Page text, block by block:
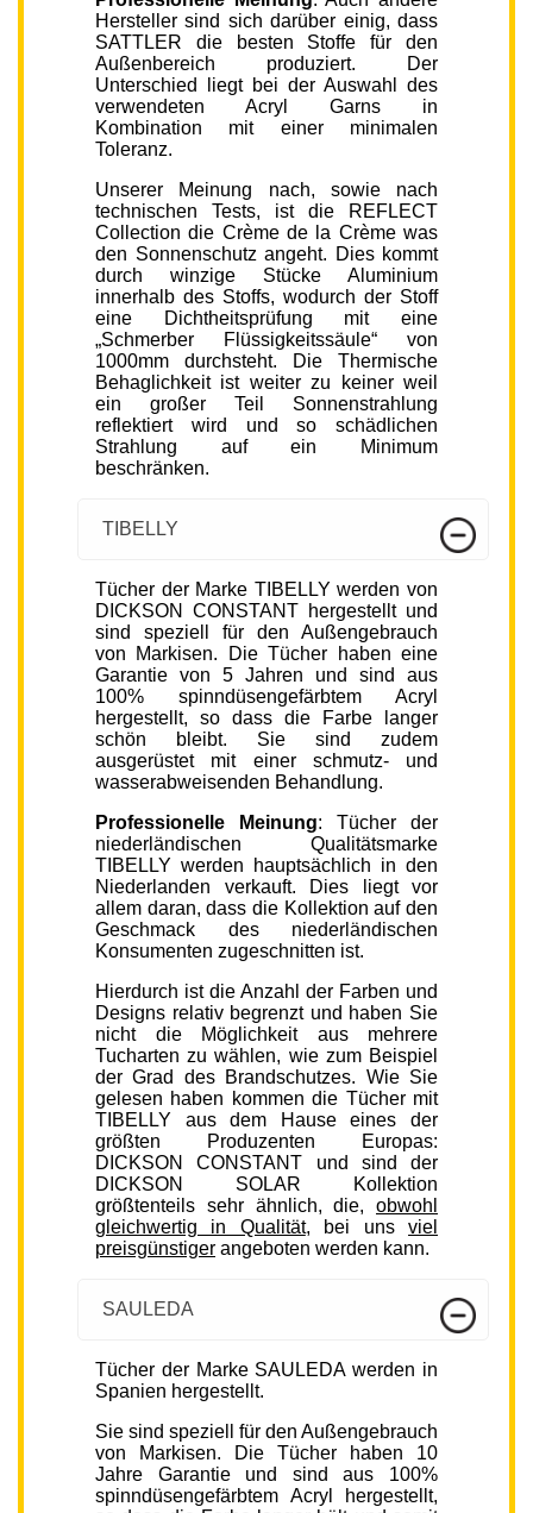
Hersteller sind sich darüber einig, dass
SATTLER die besten Stoffe für den
Außenbereich produziert. Der
Unterschied liegt bei der Auswahl des
verwendeten Acryl Garns in
Kombination mit einer minimalen
Toleranz.
Unserer Meinung nach, sowie nach
technischen Tests, ist die REFLECT
Collection die Crème de la Crème was
den Sonnenschutz angeht. Dies kommt
durch winzige Stücke Aluminium
innerhalb des Stoffs, wodurch der Stoff
eine Dichtheitsprüfung mit eine
„Schmerber Flüssigkeitssäule“ von
1000mm durchsteht. Die Thermische
Behaglichkeit ist weiter zu keiner weil
ein großer Teil Sonnenstrahlung
reflektiert wird und so schädlichen
Strahlung auf ein Minimum
beschränken.
TIBELLY
Tücher der Marke TIBELLY werden von
DICKSON CONSTANT hergestellt und
sind speziell für den Außengebrauch
von Markisen. Die Tücher haben eine
Garantie von 5 Jahren und sind aus
100% spinndüsengefärbtem Acryl
hergestellt, so dass die Farbe langer
schön bleibt. Sie sind zudem
ausgerüstet mit einer schmutz- und
wasserabweisenden Behandlung.
Professionelle Meinung: Tücher der
niederländischen Qualitätsmarke
TIBELLY werden hauptsächlich in den
Niederlanden verkauft. Dies liegt vor
allem daran, dass die Kollektion auf den
Geschmack des niederländischen
Konsumenten zugeschnitten ist.
Hierdurch ist die Anzahl der Farben und
Designs relativ begrenzt und haben Sie
nicht die Möglichkeit aus mehrere
Tucharten zu wählen, wie zum Beispiel
der Grad des Brandschutzes. Wie Sie
gelesen haben kommen die Tücher mit
TIBELLY aus dem Hause eines der
größten Produzenten Europas:
DICKSON CONSTANT und sind der
DICKSON SOLAR Kollektion
größtenteils sehr ähnlich, die, obwohl
gleichwertig in Qualität, bei unsviel
preisgünstiger angeboten werden kann.
SAULEDA
Tücher der Marke SAULEDA werden in
Spanien hergestellt.
Sie sind speziell für den Außengebrauch
von Markisen. Die Tücher haben 10
Jahre Garantie und sind aus 100%
spinndüsengefärbtem Acryl hergestellt,